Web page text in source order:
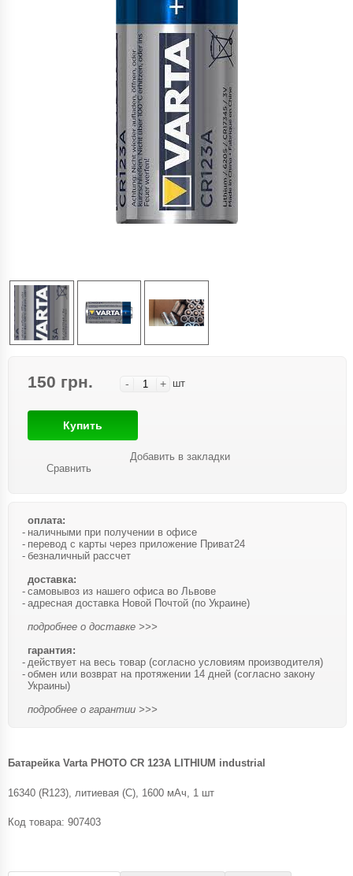
150 грн. - + шт
Купить
Сравнить
Добавить в закладки
оплата:
наличными при получении в офисе
перевод с карты через приложение Приват24
безналичный рассчет
доставка:
самовывоз из нашего офиса во Львове
адресная доставка Новой Почтой (по Украине)
подробнее о доставке >>>
гарантия:
действует на весь товар (согласно условиям производителя)
обмен или возврат на протяжении 14 дней (согласно закону
Украины)
подробнее о гарантии >>>
Батарейка Varta PHOTO CR 123A LITHIUM industrial
16340 (R123), литиевая (C), 1600 мАч, 1 шт
Код товара: 907403